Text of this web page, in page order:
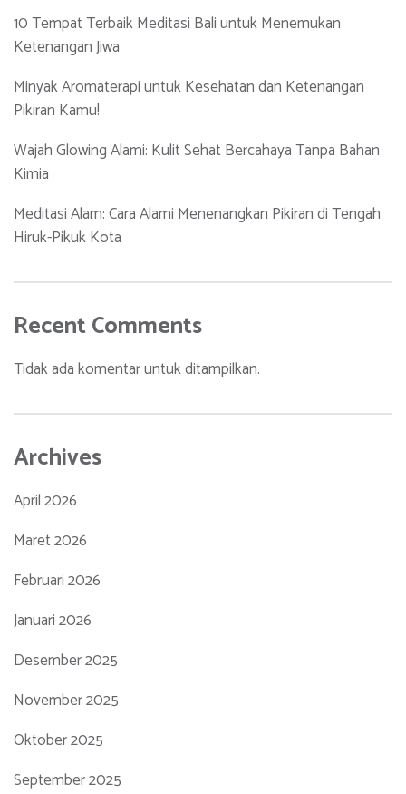
10 Tempat Terbaik Meditasi Bali untuk Menemukan
Ketenangan Jiwa
Minyak Aromaterapi untuk Kesehatan dan Ketenangan
Pikiran Kamu!
Wajah Glowing Alami: Kulit Sehat Bercahaya Tanpa Bahan
Kimia
Meditasi Alam: Cara Alami Menenangkan Pikiran di Tengah
Hiruk-Pikuk Kota
Recent Comments
Tidak ada komentar untuk ditampilkan.
Archives
April 2026
Maret 2026
Februari 2026
Januari 2026
Desember 2025
November 2025
Oktober 2025
September 2025